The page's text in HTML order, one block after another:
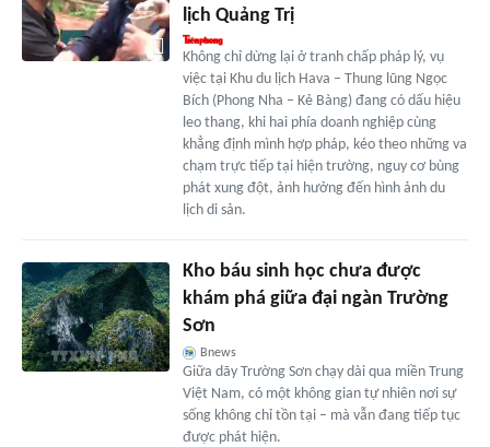
lịch Quảng Trị
Không chỉ dừng lại ở tranh chấp pháp lý, vụ
việc tại Khu du lịch Hava – Thung lũng Ngọc
Bích (Phong Nha – Kẻ Bàng) đang có dấu hiệu
leo thang, khi hai phía doanh nghiệp cùng
khẳng định mình hợp pháp, kéo theo những va
chạm trực tiếp tại hiện trường, nguy cơ bùng
phát xung đột, ảnh hưởng đến hình ảnh du
lịch di sản.
Kho báu sinh học chưa được
khám phá giữa đại ngàn Trường
Sơn
Bnews
Giữa dãy Trường Sơn chạy dài qua miền Trung
Việt Nam, có một không gian tự nhiên nơi sự
sống không chỉ tồn tại – mà vẫn đang tiếp tục
được phát hiện.